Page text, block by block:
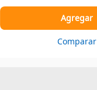
Agregar
Comparar